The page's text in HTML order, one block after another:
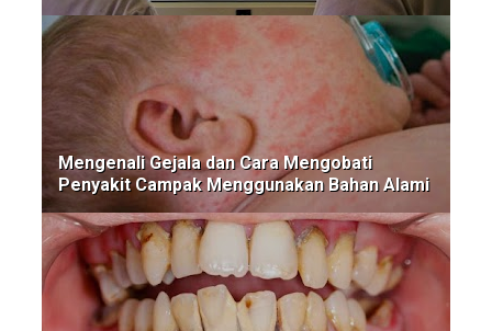
Mengenali Gejala dan Cara Mengobati
Penyakit Campak Menggunakan Bahan Alami